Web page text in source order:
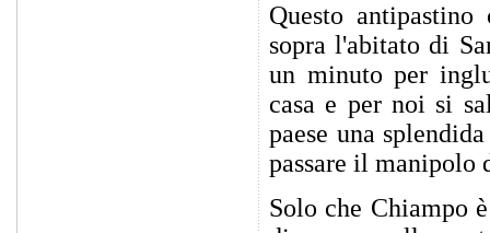
Questo
sopra l'abitato di
un minuto per
casa e per noi si
paese una
passare il manipolo
Solo che Chiampo